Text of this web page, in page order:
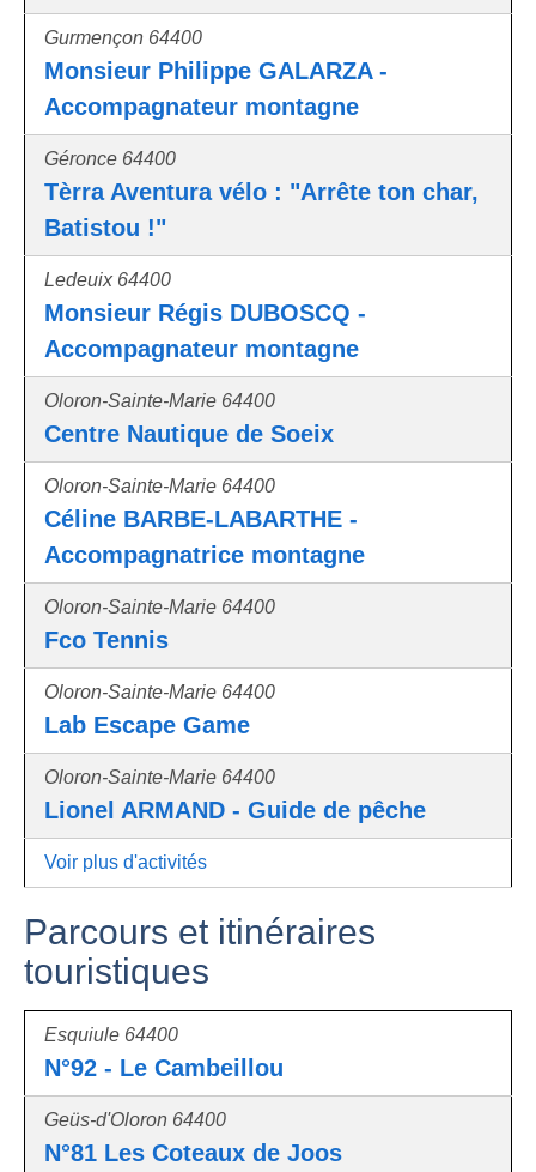
Gurmençon 64400
Monsieur Philippe GALARZA -
Accompagnateur montagne
Géronce 64400
Tèrra Aventura vélo : "Arrête ton char,
Batistou !"
Ledeuix 64400
Monsieur Régis DUBOSCQ -
Accompagnateur montagne
Oloron-Sainte-Marie 64400
Centre Nautique de Soeix
Oloron-Sainte-Marie 64400
Céline BARBE-LABARTHE -
Accompagnatrice montagne
Oloron-Sainte-Marie 64400
Fco Tennis
Oloron-Sainte-Marie 64400
Lab Escape Game
Oloron-Sainte-Marie 64400
Lionel ARMAND - Guide de pêche
Voir plus d'activités
Parcours et itinéraires
touristiques
Esquiule 64400
N°92 - Le Cambeillou
Geüs-d'Oloron 64400
N°81 Les Coteaux de Joos